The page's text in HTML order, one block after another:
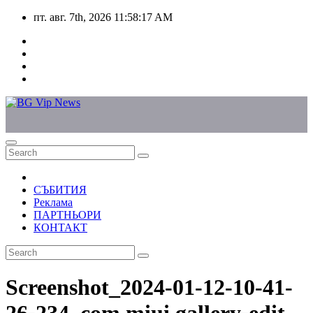
Skip
content
пт. авг. 7th, 2026 11:58:17 AM
СЪБИТИЯ
Реклама
ПАРТНЬОРИ
КОНТАКТ
Screenshot_2024-01-12-10-41-